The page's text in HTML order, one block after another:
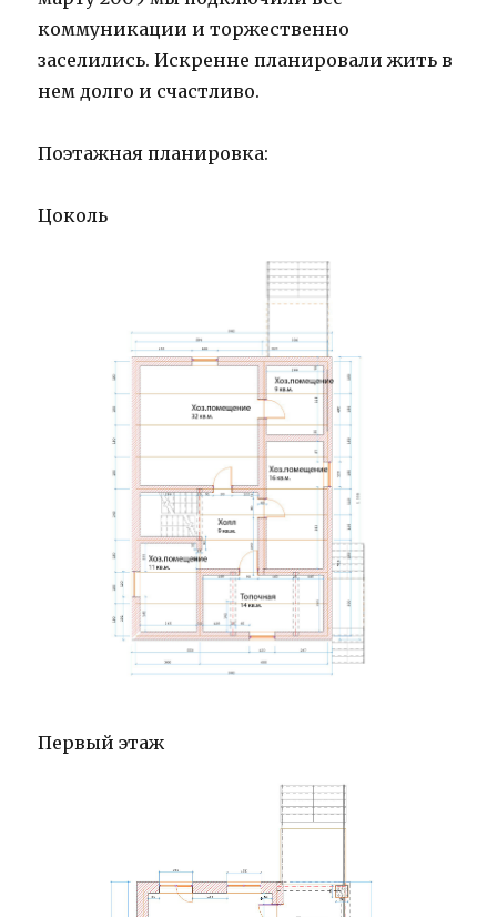
коммуникации и торжественно
заселились. Искренне планировали жить в
нем долго и счастливо.
Поэтажная планировка:
Цоколь
Первый этаж